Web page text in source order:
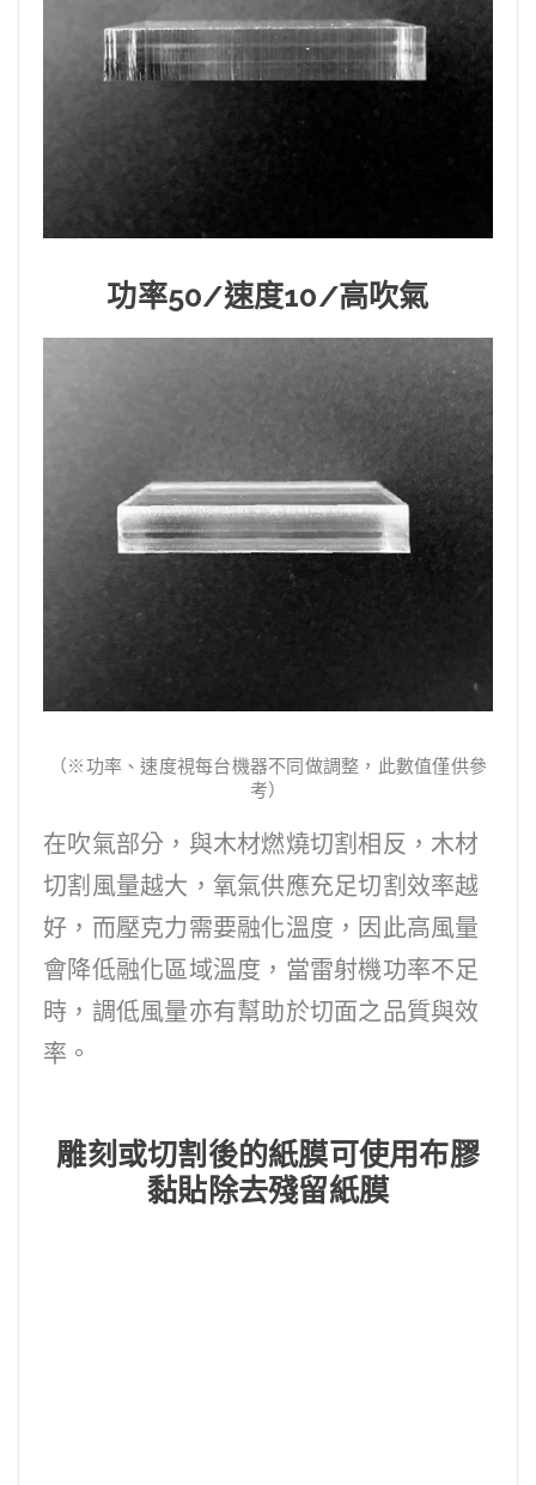
功率50/速度10/高吹氣
（※功率、速度視每台機器不同做調整，此數值僅供參
考）
在吹氣部分，與木材燃燒切割相反，木材
切割風量越大，氧氣供應充足切割效率越
好，而壓克力需要融化溫度，因此高風量
會降低融化區域溫度，當雷射機功率不足
時，調低風量亦有幫助於切面之品質與效
率。
雕刻或切割後的紙膜可使用布膠
黏貼除去殘留紙膜